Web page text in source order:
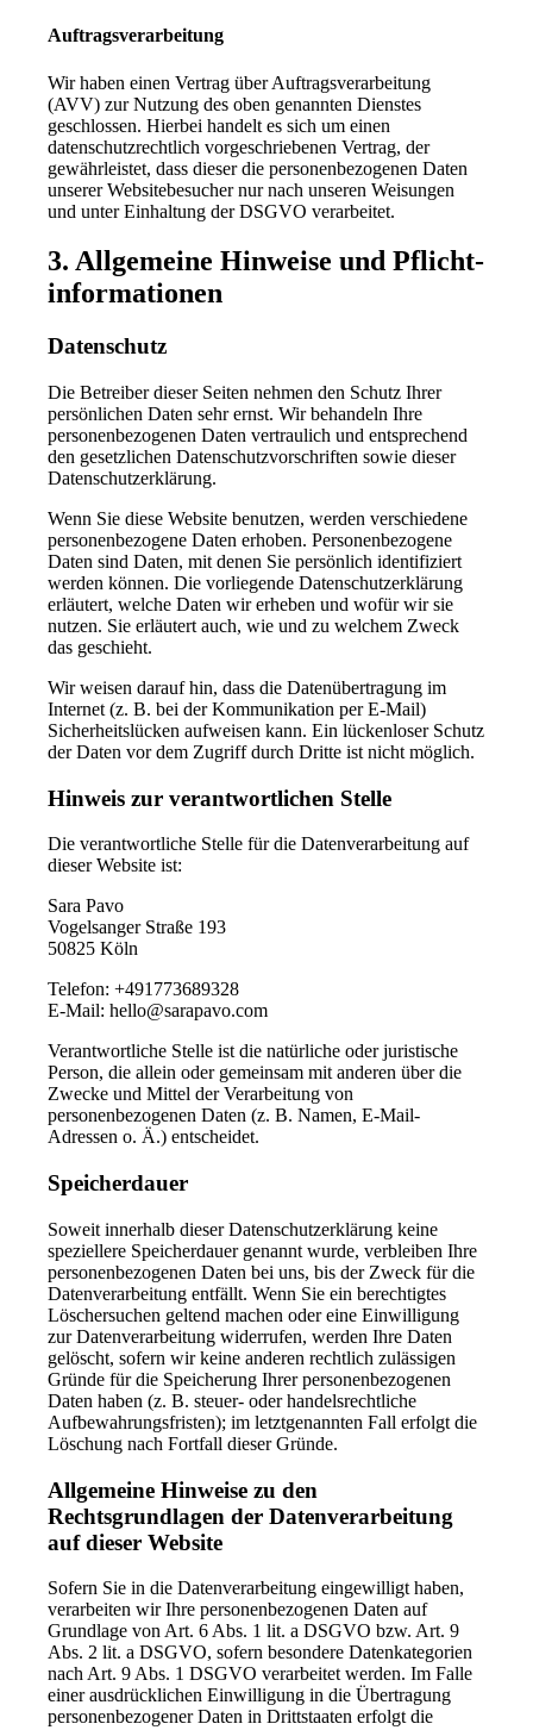
Auftragsverarbeitung
Wir haben einen Vertrag über Auftragsverarbeitung
(AVV) zur Nutzung des oben genannten Dienstes
geschlossen. Hierbei handelt es sich um einen
datenschutzrechtlich vorgeschriebenen Vertrag, der
gewährleistet, dass dieser die personenbezogenen Daten
unserer Websitebesucher nur nach unseren Weisungen
und unter Einhaltung der DSGVO verarbeitet.
3. Allgemeine Hinweise und Pflicht­
informationen
Datenschutz
Die Betreiber dieser Seiten nehmen den Schutz Ihrer
persönlichen Daten sehr ernst. Wir behandeln Ihre
personenbezogenen Daten vertraulich und entsprechend
den gesetzlichen Datenschutzvorschriften sowie dieser
Datenschutzerklärung.
Wenn Sie diese Website benutzen, werden verschiedene
personenbezogene Daten erhoben. Personenbezogene
Daten sind Daten, mit denen Sie persönlich identifiziert
werden können. Die vorliegende Datenschutzerklärung
erläutert, welche Daten wir erheben und wofür wir sie
nutzen. Sie erläutert auch, wie und zu welchem Zweck
das geschieht.
Wir weisen darauf hin, dass die Datenübertragung im
Internet (z. B. bei der Kommunikation per E-Mail)
Sicherheitslücken aufweisen kann. Ein lückenloser Schutz
der Daten vor dem Zugriff durch Dritte ist nicht möglich.
Hinweis zur verantwortlichen Stelle
Die verantwortliche Stelle für die Datenverarbeitung auf
dieser Website ist:
Sara Pavo
Vogelsanger Straße 193
50825 Köln
Telefon: +491773689328
E-Mail: hello@sarapavo.com
Verantwortliche Stelle ist die natürliche oder juristische
Person, die allein oder gemeinsam mit anderen über die
Zwecke und Mittel der Verarbeitung von
personenbezogenen Daten (z. B. Namen, E-Mail-
Adressen o. Ä.) entscheidet.
Speicherdauer
Soweit innerhalb dieser Datenschutzerklärung keine
speziellere Speicherdauer genannt wurde, verbleiben Ihre
personenbezogenen Daten bei uns, bis der Zweck für die
Datenverarbeitung entfällt. Wenn Sie ein berechtigtes
Löschersuchen geltend machen oder eine Einwilligung
zur Datenverarbeitung widerrufen, werden Ihre Daten
gelöscht, sofern wir keine anderen rechtlich zulässigen
Gründe für die Speicherung Ihrer personenbezogenen
Daten haben (z. B. steuer- oder handelsrechtliche
Aufbewahrungsfristen); im letztgenannten Fall erfolgt die
Löschung nach Fortfall dieser Gründe.
Allgemeine Hinweise zu den
Rechtsgrundlagen der Datenverarbeitung
auf dieser Website
Sofern Sie in die Datenverarbeitung eingewilligt haben,
verarbeiten wir Ihre personenbezogenen Daten auf
Grundlage von Art. 6 Abs. 1 lit. a DSGVO bzw. Art. 9
Abs. 2 lit. a DSGVO, sofern besondere Datenkategorien
nach Art. 9 Abs. 1 DSGVO verarbeitet werden. Im Falle
einer ausdrücklichen Einwilligung in die Übertragung
personenbezogener Daten in Drittstaaten erfolgt die